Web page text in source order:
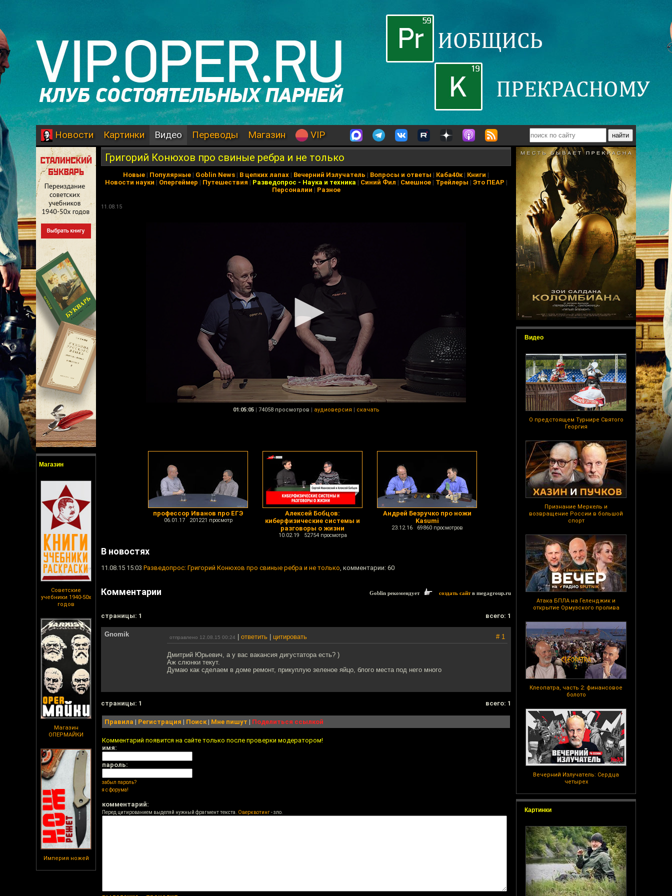
Новости Картинки Видео Переводы Магазин VIP
Магазин
Советские
учебники 1940-50х
годов
Магазин
ОПЕРМАЙКИ
Империя ножей
Видео
О предстоящем Турнире Святого
Георгия
Признание Меркель и
возвращение России в большой
спорт
Атака БПЛА на Геленджик и
открытие Ормузского пролива
Клеопатра, часть 2: финансовое
болото
Вечерний Излучатель: Сердца
четырех
Картинки
Григорий Конюхов про свиные ребра и не только
Новые | Популярные | Goblin News | В цепких лапах | Вечерний Излучатель | Вопросы и ответы | Каба40к| Книги |
Новости науки | Опергеймер | Путешествия | Разведопрос - Наука и техника | Синий Фил | Смешное| Трейлеры | Это ПЕАР |
Персоналии | Разное
11.08.15
01:05:05 | 74058 просмотров | аудиоверсия | скачать
профессор Иванов про ЕГЭ
06.01.17 201221 просмотр
Алексей Бобцов:
киберфизические системы и
разговоры о жизни
10.02.19 52754 просмотра
Андрей Безручко про ножи
Kasumi
23.12.16 69860 просмотров
В новостях
11.08.15 15:03 Разведопрос: Григорий Конюхов про свиные ребра и не только, комментарии: 60
Комментарии Goblin рекомендует создать сайтв megagroup.ru
cтраницы: 1 всего: 1
Gnomik отправлено 12.08.15 00:24 ответить цитировать # 1
Дмитрий Юрьевич, а у вас вакансия дигустатора есть? )
Аж слюнки текут.
Думаю как сделаем в доме ремонт, прикуплую зеленое яйцо, блого места под него много
cтраницы: 1 всего: 1
Правила | Регистрация | Поиск| Мне пишут | Поделиться ссылкой
Комментарий появится на сайте только после проверки модератором!
имя:
пароль:
забыл пароль?
я с форума!
комментарий:
Перед цитированием выделяй нужный фрагмент текста. Оверквотинг- зло.